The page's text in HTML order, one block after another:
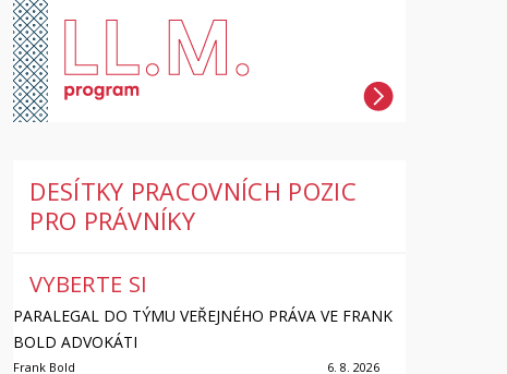
DESÍTKY PRACOVNÍCH POZIC
PRO PRÁVNÍKY
VYBERTE SI
PARALEGAL DO TÝMU VEŘEJNÉHO PRÁVA VE FRANK
BOLD ADVOKÁTI
Frank Bold 6. 8. 2026